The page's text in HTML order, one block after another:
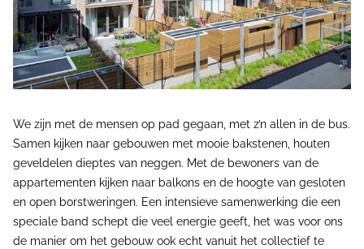
We zijn met de mensen op pad gegaan, met z’n allen in de bus.
Samen kijken naar gebouwen met mooie bakstenen, houten
geveldelen dieptes van neggen. Met de bewoners van de
appartementen kijken naar balkons en de hoogte van gesloten
en open borstweringen. Een intensieve samenwerking die een
speciale band schept die veel energie geeft, het was voor ons
de manier om het gebouw ook echt vanuit het collectief te